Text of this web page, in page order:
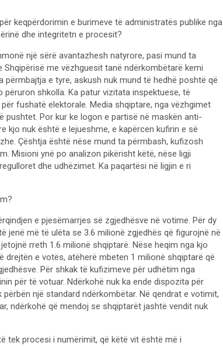
keqpërdorimin e burimeve të administratës publike nga
dhe integritetn e procesit?
një sërë avantazhesh natyrore, pasi mund ta
me vëzhguesit tanë ndërkombëtarë kemi
e tyre, askush nuk mund të hedhë poshtë që
shkolla. Ka patur vizitata inspektuese, të
fushatë elektorale. Media shqiptare, nga vëzhgimet
Por kur ke logon e partisë në maskën anti-
kjo nuk është e lejueshme, e kapërcen kufirin e së
Çështja është nëse mund ta përmbash, kufizosh
Misioni ynë po analizon pikërisht këtë, nëse ligji
dhe udhëzimet. Ka paqartësi në ligjin e ri
e pjesëmarrjes së zgjedhësve në votime. Për dy
jenë më të ulëta se 3.6 milionë zgjedhës që figurojnë në
rreth 1.6 milionë shqiptarë. Nëse heqim nga kjo
e votës, atëherë mbeten 1 milionë shqiptarë që
Për shkak të kufizimeve për udhëtim nga
për të votuar. Ndërkohë nuk ka ende dispozita për
një standard ndërkombëtar. Në qendrat e votimit,
ndërkohë që mendoj se shqiptarët jashtë vendit nuk
tek procesi i numërimit, që këtë vit është më i